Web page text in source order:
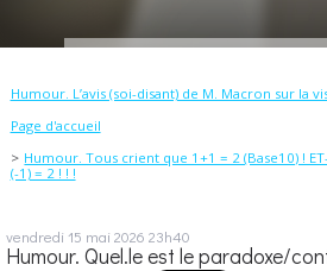
Humour. L’avis (soi-disant) de M. Macron sur la
Page d'accueil
Humour. Tous crient que 1+1 = 2 (Base10) !
(-1) = 2 ! ! !
vendredi 15 mai 2026 23h40
Humour. Quel.le est le paradoxe/